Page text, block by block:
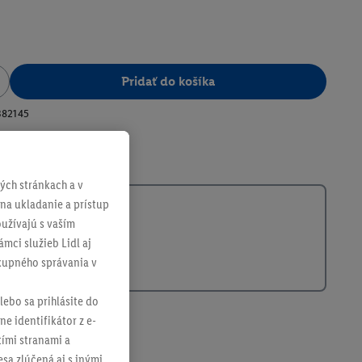
Pridať do košíka
stránkach a v
ukladanie a prístup
s vaším
služieb Lidl aj
správania v
sa prihlásite do
identifikátor z e-
stranami a